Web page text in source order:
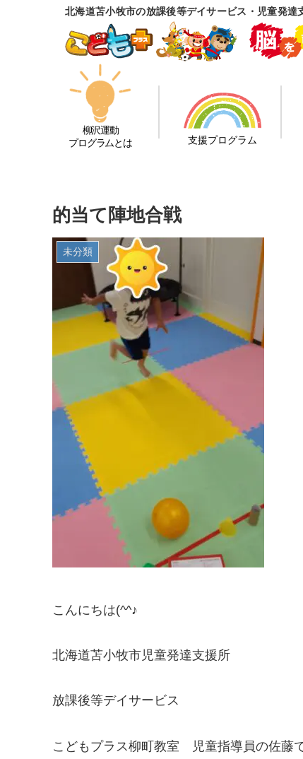
北海道苫小牧市の放課後等デイサービス・児童発
柳沢運動
プログラムとは
支援プログラム
的当て陣地合戦
未分類
こんにちは(^^♪
北海道苫小牧市児童発達支援所
放課後等デイサービス
こどもプラス柳町教室 児童指導員の佐藤で